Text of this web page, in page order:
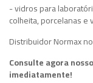
- vidros para
colheita, porcelanas e
Distribuidor Normax
Consulte agora
imediatamente!